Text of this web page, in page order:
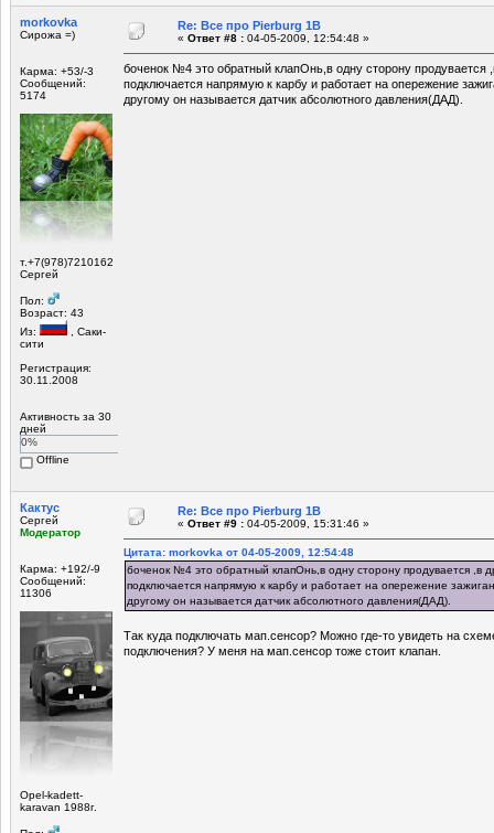
morkovka
Сирожа =)
Карма: +53/-3
Сообщений:
5174
т.+7(978)7210162
Сергей
Пол:
Возраст: 43
Из:
, Саки-
сити
Регистрация:
30.11.2008
Активность за 30
дней
0%
Offline
Re: Все про Pierburg 1B
« Ответ #8 : 04-05-2009, 12:54:48 »
боченок №4 это обратный клапОнь,в одну сторону продувается
подключается напрямую к карбу и работает на опережение
другому он называется датчик абсолютного давления(ДАД).
Кактус
Сергей
Модератор
Карма: +192/-9
Сообщений:
11306
Opel-kadett-
karavan 1988г.
Re: Все про Pierburg 1B
« Ответ #9 : 04-05-2009, 15:31:46 »
Цитата: morkovka от 04-05-2009, 12:54:48
боченок №4 это обратный клапОнь,в одну сторону продувается ,в
подключается напрямую к карбу и работает на опережение
другому он называется датчик абсолютного давления(ДАД).
Так куда подключать мап.сенсор? Можно где-то увидеть на
подключения? У меня на мап.сенсор тоже стоит клапан.